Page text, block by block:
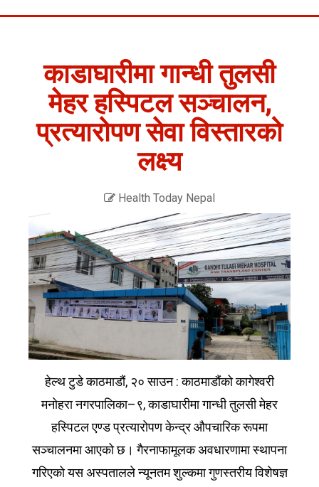
काडाघारीमा गान्धी तुलसी
मेहर हस्पिटल सञ्चालन,
प्रत्यारोपण सेवा विस्तारको
लक्ष्य
Health Today Nepal
हेल्थ टुडे काठमाडौं, २० साउन : काठमाडौंको कागेश्वरी
मनोहरा नगरपालिका–९, काडाघारीमा गान्धी तुलसी मेहर
हस्पिटल एण्ड प्रत्यारोपण केन्द्र औपचारिक रूपमा
सञ्चालनमा आएको छ। गैरनाफामूलक अवधारणामा स्थापना
गरिएको यस अस्पतालले न्यूनतम शुल्कमा गुणस्तरीय विशेषज्ञ